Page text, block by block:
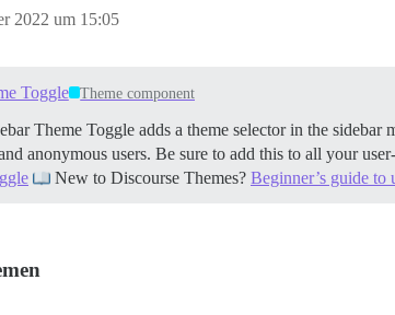
2022 um 15:05
Toggle Theme component
Theme Toggle adds a theme selector in the
anonymous users. Be sure to add this to all your
New to Discourse Themes? Beginner’s guide to